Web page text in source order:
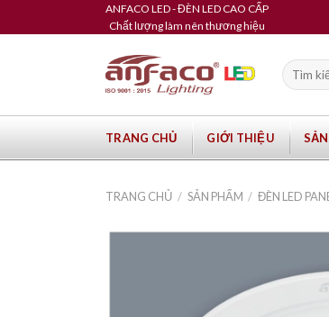
to
ANFACO LED - ĐÈN LED CAO CẤP
Chất lượng làm nên thương hiệu
Tìm
kiếm:
TRANG CHỦ GIỚI THIỆU
TRANG CHỦ / SẢN PHẨM / ĐÈN LED